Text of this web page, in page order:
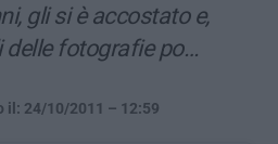
gli si è accostato e,
delle fotografie po…
il: 24/10/2011 – 12:59